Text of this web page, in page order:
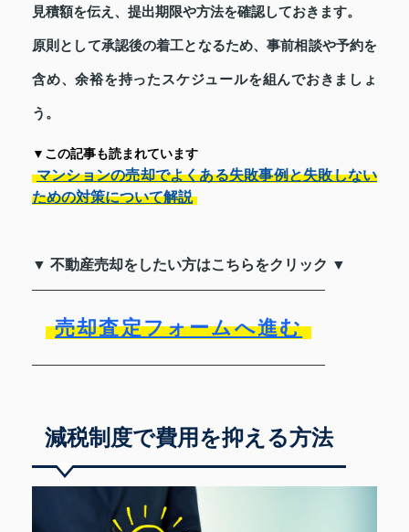
見積額を伝え、提出期限や方法を確認しておきます。
原則として承認後の着工となるため、事前相談や予約を
含め、余裕を持ったスケジュールを組んでおきましょ
う。
▼この記事も読まれています
マンションの売却でよくある失敗事例と失敗しない
ための対策について解説
▼ 不動産売却をしたい方はこちらをクリック ▼
売却査定フォームへ進む
減税制度で費用を抑える方法